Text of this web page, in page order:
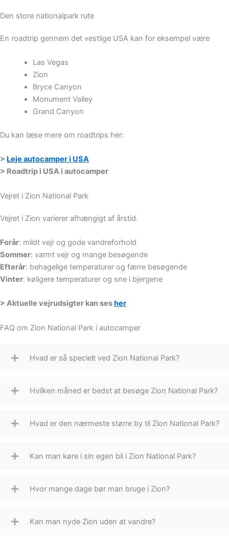
Den store nationalpark rute
En roadtrip gennem det vestlige USA kan for eksempel være
Las Vegas
Zion
Bryce Canyon
Monument Valley
Grand Canyon
Du kan læse mere om roadtrips her:
> Leje autocamper i USA
> Roadtrip i USA i autocamper
Vejret i Zion National Park
Vejret i Zion varierer afhængigt af årstid.
Forår: mildt vejr og gode vandreforhold
Sommer: varmt vejr og mange besøgende
Efterår: behagelige temperaturer og færre besøgende
Vinter: køligere temperaturer og sne i bjergene
> Aktuelle vejrudsigter kan ses her
FAQ om Zion National Park i autocamper
Hvad er så specielt ved Zion National Park?
Hvilken måned er bedst at besøge Zion National Park?
Hvad er den nærmeste større by til Zion National Park?
Kan man køre i sin egen bil i Zion National Park?
Hvor mange dage bør man bruge i Zion?
Kan man nyde Zion uden at vandre?